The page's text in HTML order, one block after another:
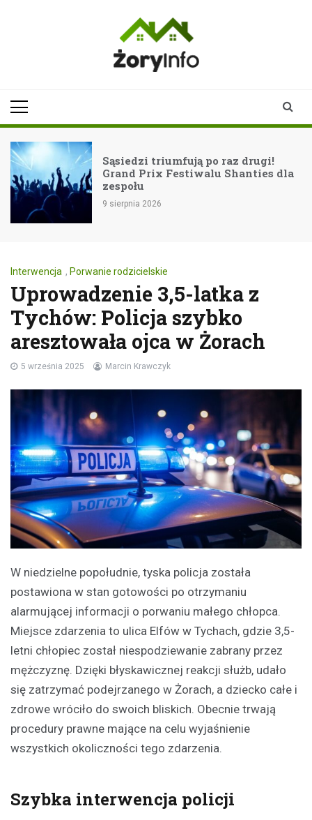
Sąsiedzi triumfują po raz drugi!
Grand Prix Festiwalu Shanties dla
zespołu
9 sierpnia 2026
Interwencja , Porwanie rodzicielskie
Uprowadzenie 3,5-latka z
Tychów: Policja szybko
aresztowała ojca w Żorach
5 września 2025 Marcin Krawczyk
W niedzielne popołudnie, tyska policja została
postawiona w stan gotowości po otrzymaniu
alarmującej informacji o porwaniu małego chłopca.
Miejsce zdarzenia to ulica Elfów w Tychach, gdzie 3,5-
letni chłopiec został niespodziewanie zabrany przez
mężczyznę. Dzięki błyskawicznej reakcji służb, udało
się zatrzymać podejrzanego w Żorach, a dziecko całe i
zdrowe wróciło do swoich bliskich. Obecnie trwają
procedury prawne mające na celu wyjaśnienie
wszystkich okoliczności tego zdarzenia.
Szybka interwencja policji